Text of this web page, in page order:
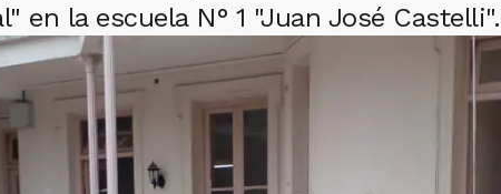
en la escuela N° 1 "Juan José Castelli".